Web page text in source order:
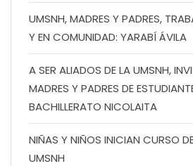
UMSNH, MADRES Y PADRES,
Y EN COMUNIDAD: YARABÍ ÁVILA
A SER ALIADOS DE LA UMSNH,
MADRES Y PADRES DE
BACHILLERATO NICOLAITA
NIÑAS Y NIÑOS INICIAN CURSO
UMSNH